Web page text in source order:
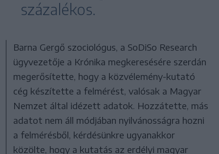
százalékos.
Barna Gergő szociológus, a SoDiSo Research
ügyvezetője a Krónika megkeresésére szerdán
megerősítette, hogy a közvélemény-kutató
cég készítette a felmérést, valósak a Magyar
Nemzet által idézett adatok. Hozzátette, más
adatot nem áll módjában nyilvánosságra hozni
a felmérésből, kérdésünkre ugyanakkor
közölte, hogy a kutatás az erdélyi magyar